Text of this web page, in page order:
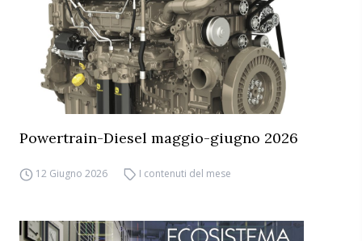
Powertrain-Diesel maggio-giugno 2026
12 Giugno 2026 I contenuti del mese